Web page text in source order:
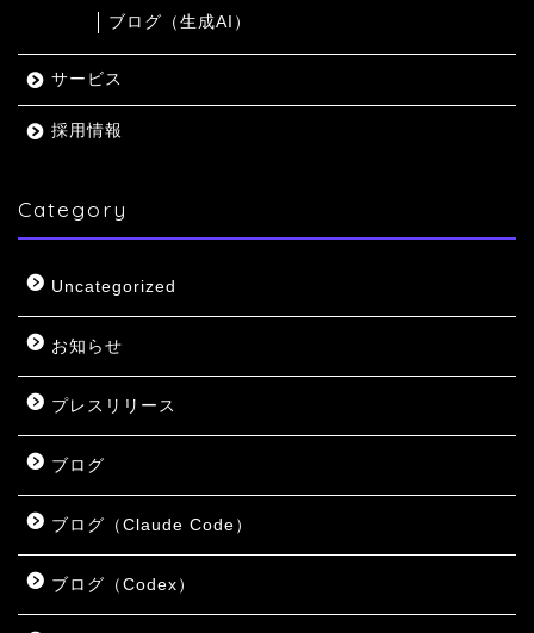
ブログ（生成AI）
サービス
採用情報
Category
Uncategorized
お知らせ
プレスリリース
ブログ
ブログ（Claude Code）
ブログ（Codex）